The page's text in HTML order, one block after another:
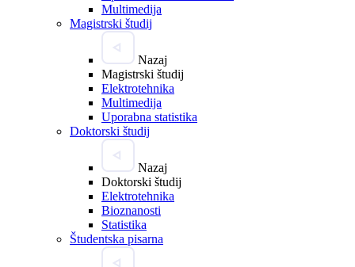
Multimedija
Magistrski študij
Nazaj
Magistrski študij
Elektrotehnika
Multimedija
Uporabna statistika
Doktorski študij
Nazaj
Doktorski študij
Elektrotehnika
Bioznanosti
Statistika
Študentska pisarna